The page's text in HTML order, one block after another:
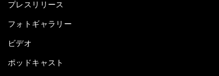
プレスリリース
フォトギャラリー
ビデオ
ポッドキャスト